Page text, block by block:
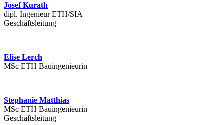
Josef Kurath
dipl. Ingenieur ETH/SIA
Geschäftsleitung
Elise Lerch
MSc ETH Bauingenieurin
Stephanie Matthias
MSc ETH Bauingenieurin
Geschäftsleitung